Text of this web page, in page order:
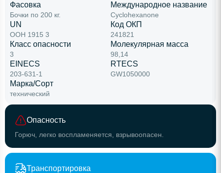
Фасовка
Бочки по 200 кг.
Международное название
Cyclohexanone
UN
ООН 1915 3
Код ОКП
241821
Класс опасности
3
Молекулярная масса
98,14
EINECS
203-631-1
RTECS
GW1050000
Марка/Сорт
технический
Опасность
Горюч, легко воспламеняется, взрывоопасен.
Транспортировка